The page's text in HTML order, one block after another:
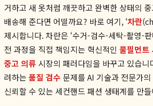
거하고 새 옷처럼 깨끗하고 완벽한 상태의
배송해 준다면 어떨까요? 바로 여기, ‘차란
제시합니다. 차란은 ‘수거-검수-세탁-촬영-
전 과정을 직접 책임지는 혁신적인 풀필먼트
중고 의류 시장의 패러다임을 바꾸고 있습니
려하는 품질 검수 문제를 AI 기술과 전문가
신뢰할 수 있는 세컨핸드 패션 생태계를 만